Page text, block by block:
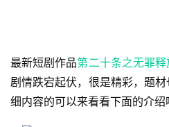
最新短剧作品第二十条之无罪释
剧情跌宕起伏，很是精彩，题
细内容的可以来看看下面的介绍